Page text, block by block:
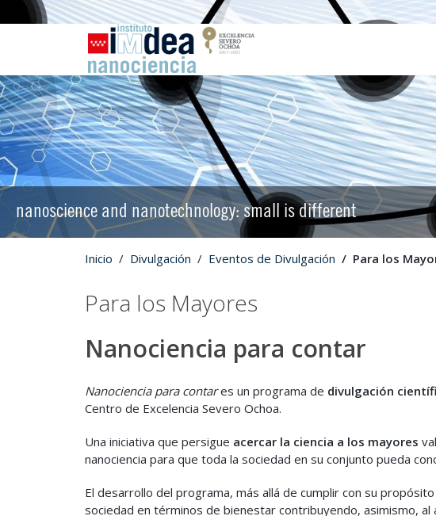
nanoscience and nanotechnology: small is different
Inicio Divulgación Eventos de Divulgación Para los
Para los Mayores
Nanociencia para contar
Nanociencia para contares un programa de divulgación
Centro de Excelencia Severo Ochoa.
Una iniciativa que persigue acercar la ciencia a los mayores
nanociencia para que toda la sociedad en su conjunto pueda
El desarrollo del programa, más allá de cumplir con su
sociedad en términos de bienestar contribuyendo, asimismo, al